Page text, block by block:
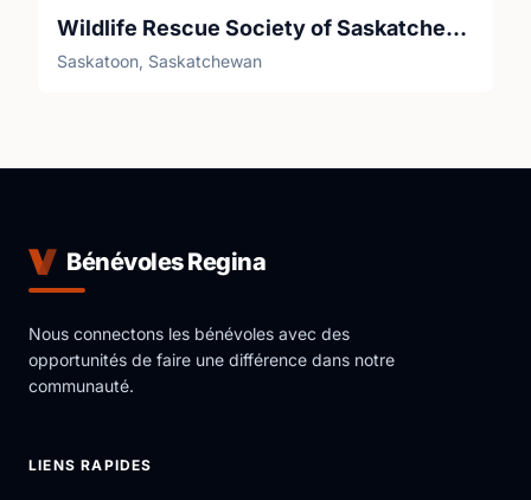
Wildlife Rescue Society of Saskatchewan (WRSOS)
Saskatoon, Saskatchewan
Bénévoles Regina
Nous connectons les bénévoles avec des
opportunités de faire une différence dans notre
communauté.
LIENS RAPIDES